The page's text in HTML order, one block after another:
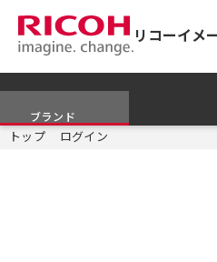
リコーイメ
ブランド
トップ ログイン